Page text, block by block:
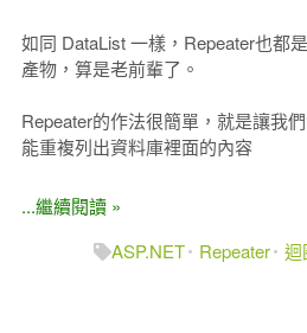
如同 DataList 一樣，Repeater也都
產物，算是老前輩了。
Repeater的作法很簡單，就是讓我
能重複列出資料庫裡面的內容
...繼續閱讀 »
ASP.NET
Repeater 迴